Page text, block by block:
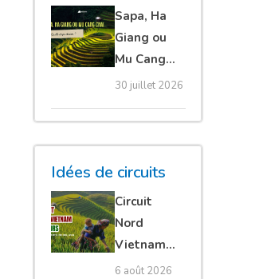
absolument
Sapa, Ha
Giang ou
Mu Cang
Chai :
étape
choisir ?
30 juillet 2026
Idées de circuits
Circuit
Nord
Vietnam
15 jours :
6 août 2026